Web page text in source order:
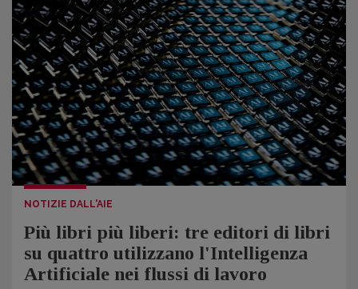
NOTIZIE DALL'AIE
Più libri più liberi: tre editori di libri
su quattro utilizzano l'Intelligenza
Artificiale nei flussi di lavoro